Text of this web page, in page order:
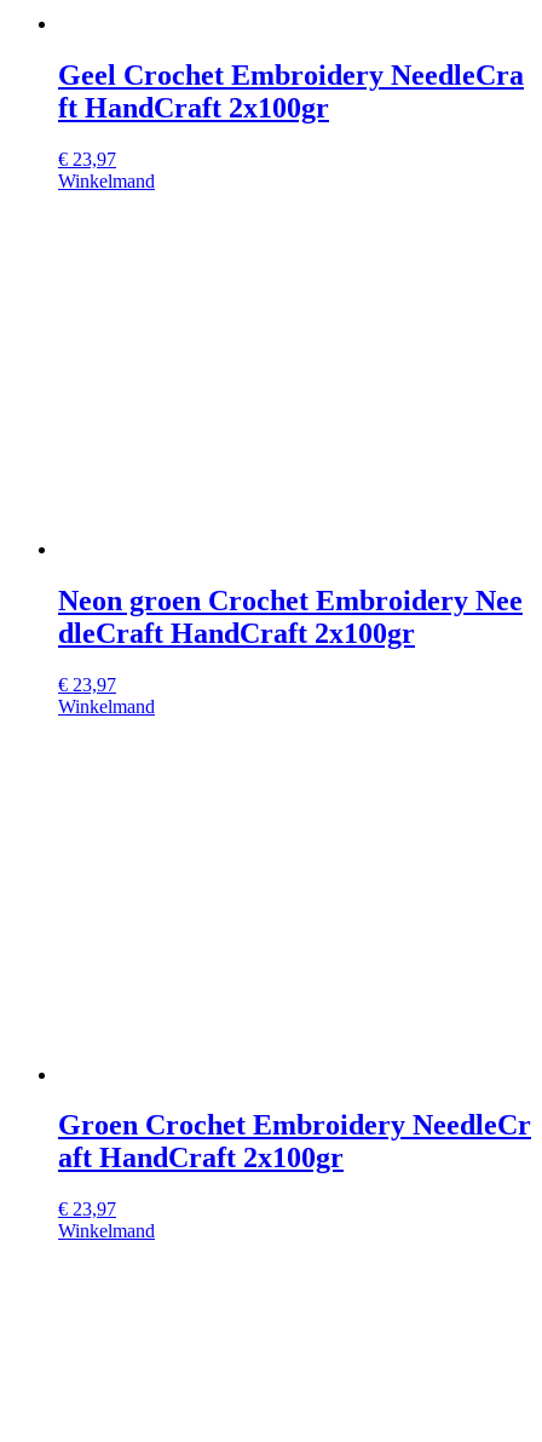
Geel Crochet Embroidery NeedleCra
ft HandCraft 2x100gr
€ 23,97
Winkelmand
Neon groen Crochet Embroidery Nee
dleCraft HandCraft 2x100gr
€ 23,97
Winkelmand
Groen Crochet Embroidery NeedleCr
aft HandCraft 2x100gr
€ 23,97
Winkelmand